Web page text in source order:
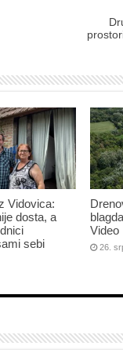
Vidovica:
dosta, a
sebi
Video
26.